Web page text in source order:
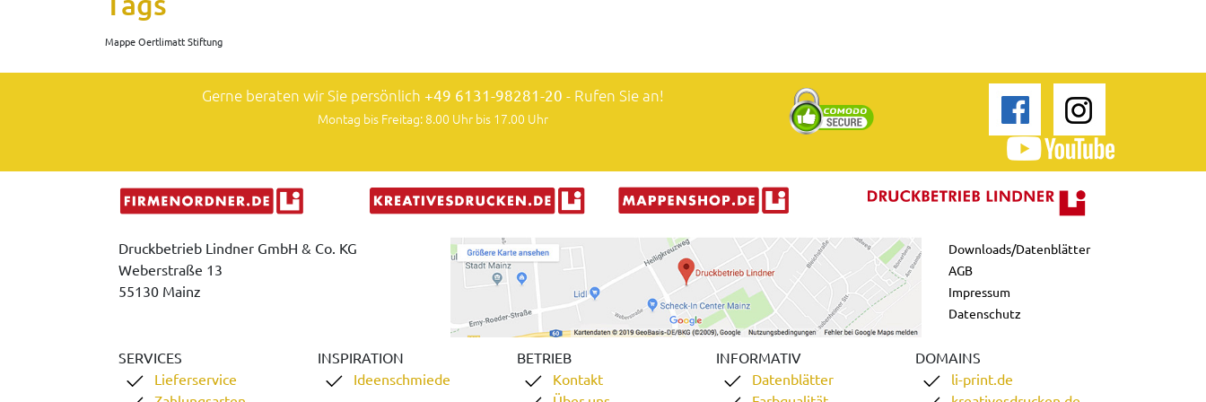
Mappe Oertlimatt Stiftung
Gerne beraten wir Sie persönlich +49 6131-98281-20 - Rufen Sie an!
Montag bis Freitag: 8.00 Uhr bis 17.00 Uhr
Druckbetrieb Lindner GmbH & Co. KG
Weberstraße 13
55130 Mainz
Downloads/Datenblätter
AGB
Impressum
Datenschutz
SERVICES
Lieferservice
INSPIRATION
Ideenschmiede
BETRIEB
Kontakt
INFORMATIV
Datenblätter
DOMAINS
li-print.de